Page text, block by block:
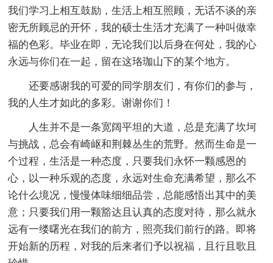
我们学习上相互鼓励，生活上相互照顾，无话不谈的亲
密无所顾忌的开怀，我的硕士生活才充满了一种叫做幸
福的色彩。毕业在即，无论我们以后身在何处，我的心
永远与你们在一起，留在这珞珈山下的某个地方。
还要感谢我的可爱的同学朋友们，有你们的参与，
我的人生才如此的多彩。谢谢你们！
人生并不是一条宽阔平坦的大道，总是充满了坎坷
与挑战，总会有崎岖和荆棘丛生的荒野。然而生命是一
个过程，生活是一种态度，只要我们永怀一颗感恩的
心，以一种乐观的态度，永远对生命充满希望，那么不
论什么境况，慢慢体味细细品尝，总能感悟出其中的美
意；只要我们用一颗豁达且认真的态度对待，那么就永
远有一缕曙光在我们的前方，照亮我们前行的路。即将
开始新的历程，对我的后来者们予以祝福，且行且歌且